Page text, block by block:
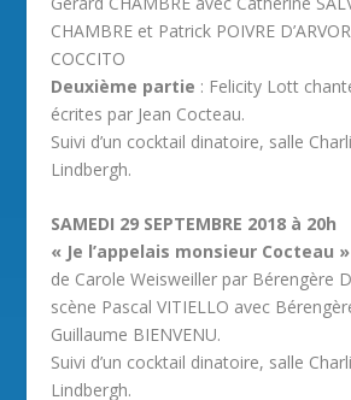
CHAMBRE et Patrick POIVRE
COCCITO
Deuxième partie : Felicity Lott
écrites par Jean Cocteau.
Suivi d’un cocktail dinatoire, salle
Lindbergh.
SAMEDI 29 SEPTEMBRE 2018 à 20h
« Je l’appelais monsieur Cocteau »
de Carole Weisweiller par Bérengère
scène Pascal VITIELLO avec
Guillaume BIENVENU.
Suivi d’un cocktail dinatoire, salle
Lindbergh.